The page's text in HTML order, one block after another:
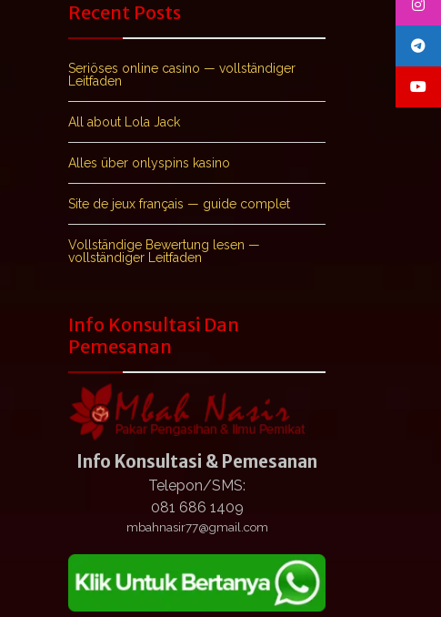
Recent Posts
Seriöses online casino — vollständiger
Leitfaden
All about Lola Jack
Alles über onlyspins kasino
Site de jeux français — guide complet
Vollständige Bewertung lesen —
vollständiger Leitfaden
Info Konsultasi Dan
Pemesanan
Info Konsultasi & Pemesanan
Telepon/SMS:
081 686 1409
mbahnasir77@gmail.com